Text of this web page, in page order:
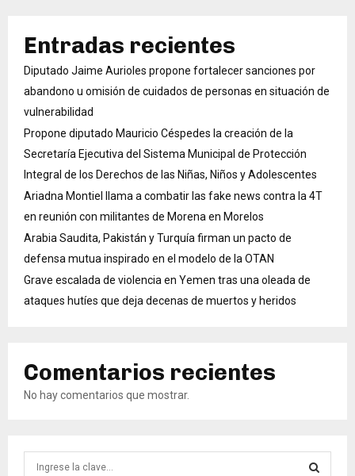
Entradas recientes
Diputado Jaime Aurioles propone fortalecer sanciones por
abandono u omisión de cuidados de personas en situación de
vulnerabilidad
Propone diputado Mauricio Céspedes la creación de la
Secretaría Ejecutiva del Sistema Municipal de Protección
Integral de los Derechos de las Niñas, Niños y Adolescentes
Ariadna Montiel llama a combatir las fake news contra la 4T
en reunión con militantes de Morena en Morelos
Arabia Saudita, Pakistán y Turquía firman un pacto de
defensa mutua inspirado en el modelo de la OTAN
Grave escalada de violencia en Yemen tras una oleada de
ataques hutíes que deja decenas de muertos y heridos
Comentarios recientes
No hay comentarios que mostrar.